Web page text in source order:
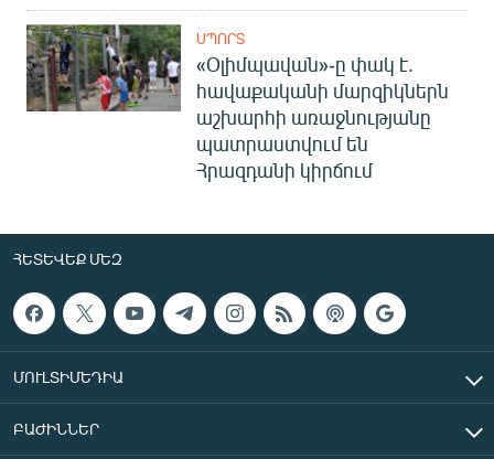
ՍՊՈՐՏ
«Օլիմպավան»-ը փակ է.
հավաքականի մարզիկներն
աշխարհի առաջնությանը
պատրաստվում են
Հրազդանի կիրճում
ՀԵՏԵՎԵՔ ՄԵԶ
ՄՈՒԼՏԻՄԵԴԻԱ
ԲԱԺԻՆՆԵՐ